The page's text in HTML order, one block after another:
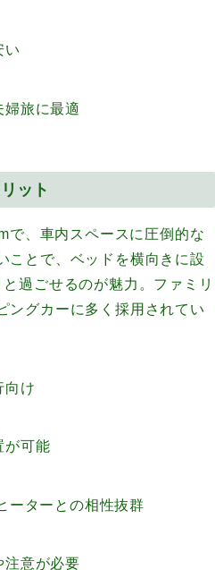
い
婦旅に最適
ット
で、車内スペースに圧倒的な
ことで、ベッドを横向きに設
過ごせるのが魅力。ファミリ
ングカーに多く採用されてい
向け
が可能
ーターとの相性抜群
注意が必要